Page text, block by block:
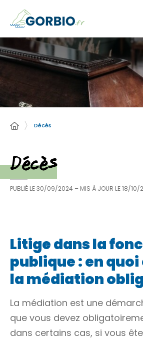
Décès
Décès
PUBLIÉ LE30/09/2024 – MIS À JOUR LE18/10/
Litige dans la
publique : en
la médiation
La médiation est une
que vous devez
dans certains cas, si vous